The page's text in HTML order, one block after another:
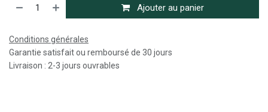
Ajouter au panier
Conditions générales
Garantie satisfait ou remboursé de 30 jours
Livraison : 2-3 jours ouvrables